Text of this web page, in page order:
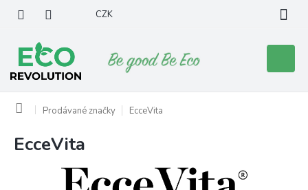
obsah
CZK
košík
Domů Prodávané značky EcceVita
EcceVita
V